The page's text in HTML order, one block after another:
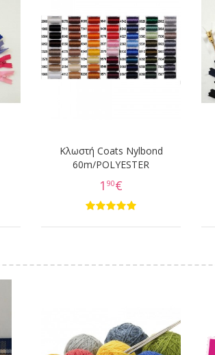
Κλωστή Coats Nylbond
60m/POLYESTER
1 90€